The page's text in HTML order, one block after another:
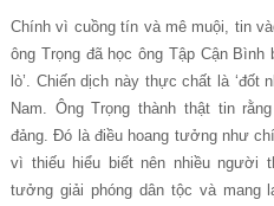
Chính vì cuồng tín và mê muội, tin
ông Trọng đã học ông Tập Cận Bình
lò’. Chiến dịch này thực chất là ‘đốt
Nam. Ông Trọng thành thật tin
đảng. Đó là điều hoang tưởng như
vì thiếu hiểu biết nên nhiều người
tưởng giải phóng dân tộc và mang